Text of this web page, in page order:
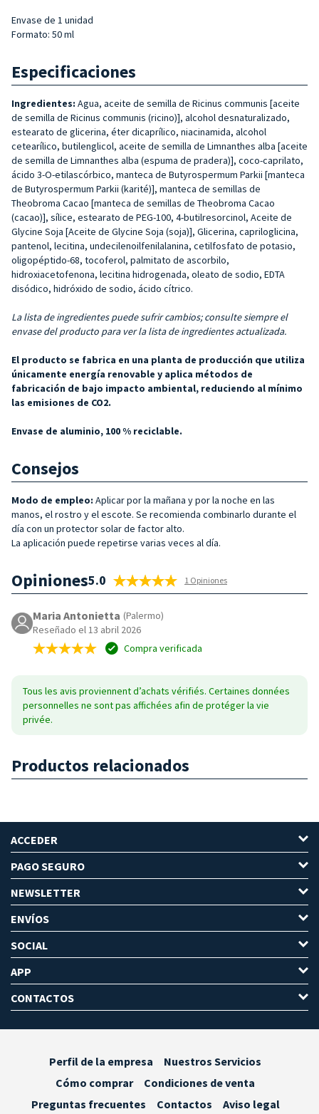
Envase de 1 unidad
Formato: 50 ml
Especificaciones
Ingredientes: Agua, aceite de semilla de Ricinus communis [aceite
de semilla de Ricinus communis (ricino)], alcohol desnaturalizado,
estearato de glicerina, éter dicaprílico, niacinamida, alcohol
cetearílico, butilenglicol, aceite de semilla de Limnanthes alba [aceite
de semilla de Limnanthes alba (espuma de pradera)], coco-caprilato,
ácido 3-O-etilascórbico, manteca de Butyrospermum Parkii [manteca
de Butyrospermum Parkii (karité)], manteca de semillas de
Theobroma Cacao [manteca de semillas de Theobroma Cacao
(cacao)], sílice, estearato de PEG-100, 4-butilresorcinol, Aceite de
Glycine Soja [Aceite de Glycine Soja (soja)], Glicerina, capriloglicina,
pantenol, lecitina, undecilenoilfenilalanina, cetilfosfato de potasio,
oligopéptido-68, tocoferol, palmitato de ascorbilo,
hidroxiacetofenona, lecitina hidrogenada, oleato de sodio, EDTA
disódico, hidróxido de sodio, ácido cítrico.
La lista de ingredientes puede sufrir cambios; consulte siempre el
envase del producto para ver la lista de ingredientes actualizada.
El producto se fabrica en una planta de producción que utiliza
únicamente energía renovable y aplica métodos de
fabricación de bajo impacto ambiental, reduciendo al mínimo
las emisiones de CO2.
Envase de aluminio, 100 % reciclable.
Consejos
Modo de empleo: Aplicar por la mañana y por la noche en las
manos, el rostro y el escote. Se recomienda combinarlo durante el
día con un protector solar de factor alto.
La aplicación puede repetirse varias veces al día.
Opiniones5.0 1 Opiniones
Maria Antonietta (Palermo)
Reseñado el 13 abril 2026
Compra verificada
Tous les avis proviennent d’achats vérifiés. Certaines données
personnelles ne sont pas affichées afin de protéger la vie
privée.
Productos relacionados
ACCEDER
PAGO SEGURO
NEWSLETTER
ENVÍOS
SOCIAL
APP
CONTACTOS
Perfil de la empresa
Nuestros Servicios
Cómo comprar
Condiciones de venta
Preguntas frecuentes
Contactos Aviso legal